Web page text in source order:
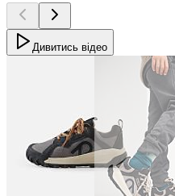
Дивитись відео